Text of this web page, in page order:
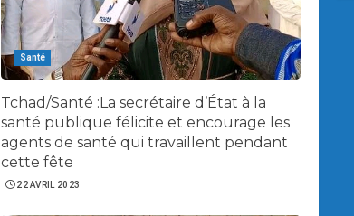
Santé
Tchad/Santé :La secrétaire d’État à la
santé publique félicite et encourage les
agents de santé qui travaillent pendant
cette fête
22 AVRIL 2023